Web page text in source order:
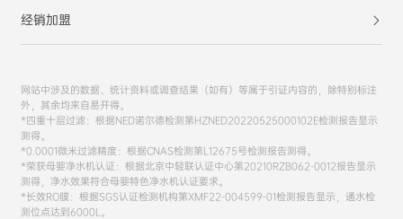
经销加盟
网站中涉及的数据、统计资料或调查结果（如有）等属于引证内容的，除特别标注
外，其余均来自易开得。
*四重十层过滤：根据NED诺尔德检测第HZNED20220525000102E检测报告显示
测得。
*0.0001微米过滤精度：根据CNAS检测第L12675号检测报告测得。
*荣获母婴净水机认证：根据北京中轻联认证中心第20210RZB062-0012报告显示
测得，净水效果符合母婴特色净水机认证要求。
*长效RO膜：根据SGS认证检测机构第XMF22-004599-01检测报告显示，通水检
测位点达到6000L。